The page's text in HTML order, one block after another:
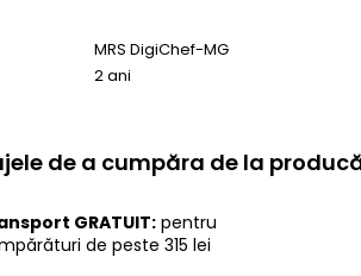
MRS DigiChef-MG
2 ani
GRATUIT:pentru
de peste 315 lei